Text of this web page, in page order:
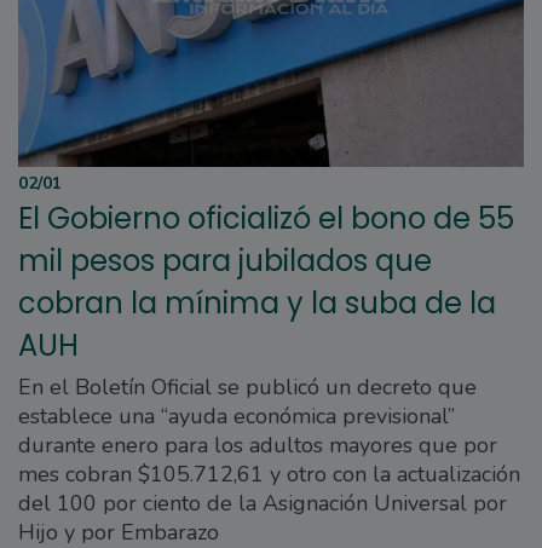
02/01
El Gobierno oficializó el bono de 55
mil pesos para jubilados que
cobran la mínima y la suba de la
AUH
En el Boletín Oficial se publicó un decreto que
establece una “ayuda económica previsional”
durante enero para los adultos mayores que por
mes cobran $105.712,61 y otro con la actualización
del 100 por ciento de la Asignación Universal por
Hijo y por Embarazo